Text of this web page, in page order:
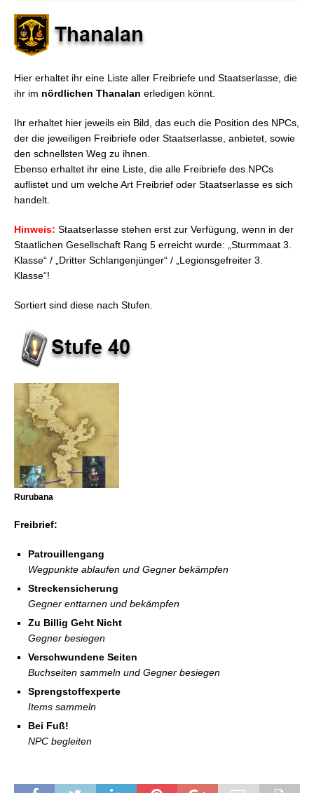
FFXIV: Freibriefe & Staatserlasse – Kategorien &
Arten (Kampfklassen)
FFXIV: Freibriefe – Kampfklassen: Thanalan (Stufe
FFXIV: Freibriefe – Kampfklassen: Finsterwald (Stufe
1-30)
1-30)
FFXIV: Freibriefe – Kampfklassen: Coerthas (Stufe
35-40)
FFXIV: Freibriefe – Kampfklassen: Nördliches
Thanalan (Stufe 40)
FFXIV: Freibriefe – Kampfklassen: Mor Dhona (Stufe
FFXIV: Freibriefe – Kampfklassen: Ishgard (Stufe 50
– 58)
Hier erhaltet ihr eine Liste aller Freibriefe und Staatserlasse, die
ihr im nördlichen Thanalan erledigen könnt.
Ihr erhaltet hier jeweils ein Bild, das euch die Position des NPCs,
der die jeweiligen Freibriefe oder Staatserlasse, anbietet, sowie
den schnellsten Weg zu ihnen.
Ebenso erhaltet ihr eine Liste, die alle Freibriefe des NPCs
auflistet und um welche Art Freibrief oder Staatserlasse es sich
handelt.
Hinweis: Staatserlasse stehen erst zur Verfügung, wenn in der
Staatlichen Gesellschaft Rang 5 erreicht wurde: „Sturmmaat 3.
Klasse“ / „Dritter Schlangenjünger“ / „Legionsgefreiter 3.
Klasse“!
Sortiert sind diese nach Stufen.
Rurubana
Freibrief:
Patrouillengang
Wegpunkte ablaufen und Gegner bekämpfen
Streckensicherung
Gegner enttarnen und bekämpfen
Zu Billig Geht Nicht
Gegner besiegen
Verschwundene Seiten
Buchseiten sammeln und Gegner besiegen
Sprengstoffexperte
Items sammeln
Bei Fuß!
NPC begleiten